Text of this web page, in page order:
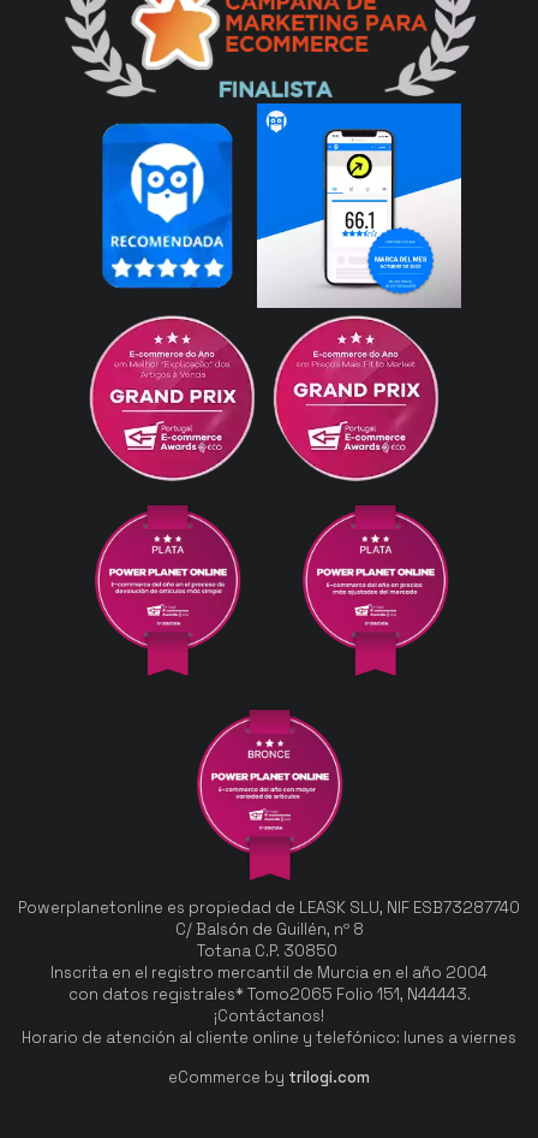
Powerplanetonline es propiedad de LEASK SLU, NIF ESB73287740
C/ Balsón de Guillén, nº 8
Totana C.P. 30850
Inscrita en el registro mercantil de Murcia en el año 2004
con datos registrales* Tomo2065 Folio 151, N44443.
¡Contáctanos!
Horario de atención al cliente online y telefónico: lunes a viernes
eCommerce by trilogi.com